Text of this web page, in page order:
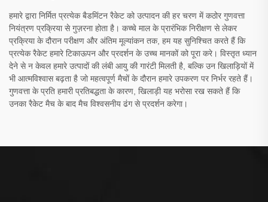
हमारे द्वारा निर्मित प्रत्येक बैडमिंटन रैकेट को उत्पादन की हर चरण में कठोर गुणवत्ता
नियंत्रण प्रक्रिया से गुज़रना होता है। कच्चे माल के प्रारंभिक निरीक्षण से लेकर
प्रक्रिया के दौरान परीक्षण और अंतिम मूल्यांकन तक, हम यह सुनिश्चित करते हैं कि
प्रत्येक रैकेट हमारे टिकाऊपन और प्रदर्शन के उच्च मानकों को पूरा करे। विस्तृत ध्यान
देने से न केवल हमारे उत्पादों की लंबी आयु की गारंटी मिलती है, बल्कि उन खिलाड़ियों में
भी आत्मविश्वास बढ़ता है जो महत्वपूर्ण मैचों के दौरान हमारे उपकरण पर निर्भर रहते हैं।
गुणवत्ता के प्रति हमारी प्रतिबद्धता के कारण, खिलाड़ी यह भरोसा रख सकते हैं कि
उनका रैकेट मैच के बाद मैच विश्वसनीय ढंग से प्रदर्शन करेगा।